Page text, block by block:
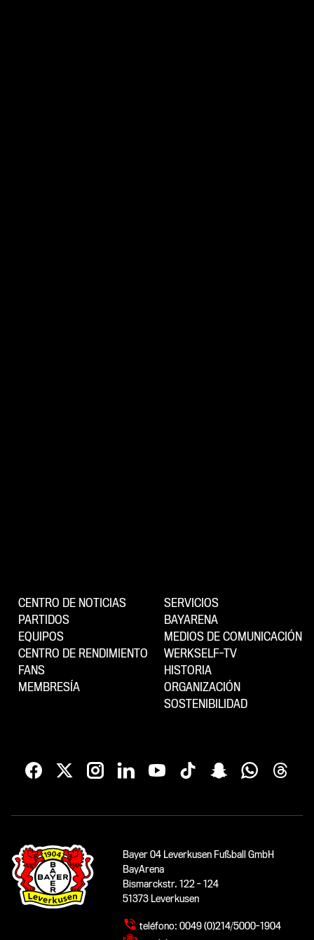
CENTRO DE NOTICIAS
PARTIDOS
EQUIPOS
CENTRO DE RENDIMIENTO
FANS
MEMBRESÍA
SERVICIOS
BAYARENA
MEDIOS DE COMUNICACIÓN
WERKSELF-TV
HISTORIA
ORGANIZACIÓN
SOSTENIBILIDAD
Bayer 04 Leverkusen Fußball GmbH
BayArena
Bismarckstr. 122 - 124
51373 Leverkusen
teléfono: 0049 (0)214/5000-1904